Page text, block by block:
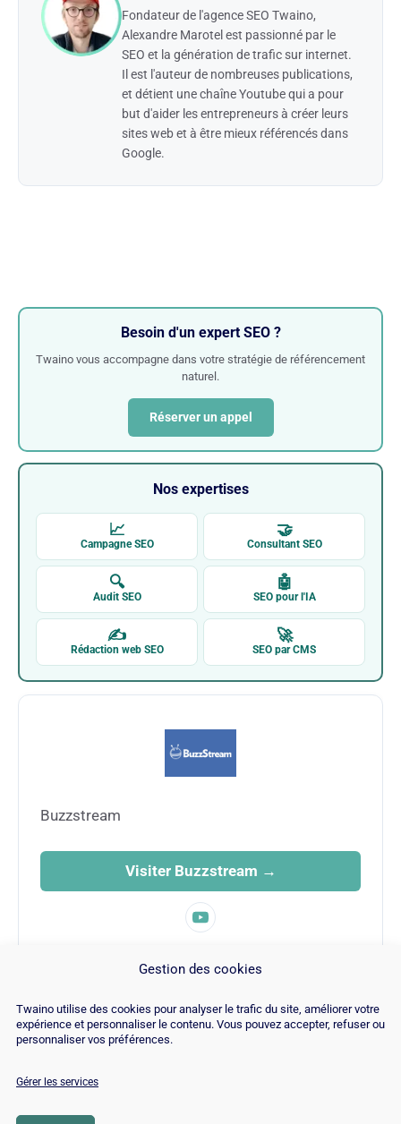
Gestion des cookies
Twaino utilise des cookies pour analyser le trafic du site, améliorer votre
expérience et personnaliser le contenu. Vous pouvez accepter, refuser ou
personnaliser vos préférences.
Gérer les services
Fondateur de l'agence SEO Twaino,
Alexandre Marotel est passionné par le
SEO et la génération de trafic sur internet.
Il est l'auteur de nombreuses publications,
et détient une chaîne Youtube qui a pour
but d'aider les entrepreneurs à créer leurs
sites web et à être mieux référencés dans
Google.
Besoin d'un expert SEO ?
Twaino vous accompagne dans votre stratégie de référencement
naturel.
Réserver un appel
Nos expertises
📈
Campagne SEO
🤝
Consultant SEO
🔍
Audit SEO
🤖
SEO pour l'IA
✍
Rédaction web SEO
🚀
SEO par CMS
Buzzstream
Visiter Buzzstream →
© Copyright 2026 |
Recrutements